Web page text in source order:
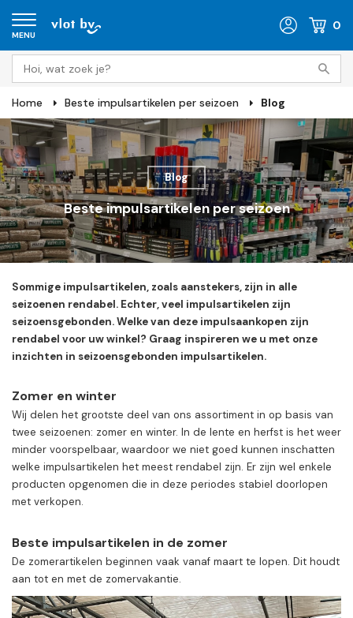
MENU
0
Home Beste impulsartikelen per seizoen Blog
Blog
Beste impulsartikelen per seizoen
Sommige impulsartikelen, zoals aanstekers, zijn in alle
seizoenen rendabel. Echter, veel impulsartikelen zijn
seizoensgebonden. Welke van deze impulsaankopen zijn
rendabel voor uw winkel? Graag inspireren we u met onze
inzichten in seizoensgebonden impulsartikelen.
Zomer en winter
Wij delen het grootste deel van ons assortiment in op basis van
twee seizoenen: zomer en winter. In de lente en herfst is het weer
minder voorspelbaar, waardoor we niet goed kunnen inschatten
welke impulsartikelen het meest rendabel zijn. Er zijn wel enkele
producten opgenomen die in deze periodes stabiel doorlopen
met verkopen.
Beste impulsartikelen in de zomer
De zomerartikelen beginnen vaak vanaf maart te lopen. Dit houdt
aan tot en met de zomervakantie.